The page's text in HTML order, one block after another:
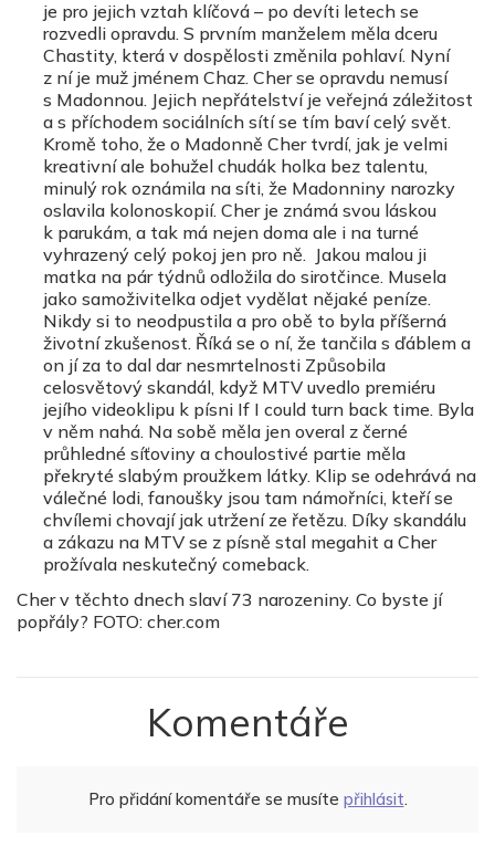
je pro jejich vztah klíčová – po devíti letech se
rozvedli opravdu. S prvním manželem měla dceru
Chastity, která v dospělosti změnila pohlaví. Nyní
z ní je muž jménem Chaz. Cher se opravdu nemusí
s Madonnou. Jejich nepřátelství je veřejná záležitost
a s příchodem sociálních sítí se tím baví celý svět.
Kromě toho, že o Madonně Cher tvrdí, jak je velmi
kreativní ale bohužel chudák holka bez talentu,
minulý rok oznámila na síti, že Madonniny narozky
oslavila kolonoskopií. Cher je známá svou láskou
k parukám, a tak má nejen doma ale i na turné
vyhrazený celý pokoj jen pro ně. Jakou malou ji
matka na pár týdnů odložila do sirotčince. Musela
jako samoživitelka odjet vydělat nějaké peníze.
Nikdy si to neodpustila a pro obě to byla příšerná
životní zkušenost. Říká se o ní, že tančila s ďáblem a
on jí za to dal dar nesmrtelnosti Způsobila
celosvětový skandál, když MTV uvedlo premiéru
jejího videoklipu k písni If I could turn back time. Byla
v něm nahá. Na sobě měla jen overal z černé
průhledné síťoviny a choulostivé partie měla
překryté slabým proužkem látky. Klip se odehrává na
válečné lodi, fanoušky jsou tam námořníci, kteří se
chvílemi chovají jak utržení ze řetězu. Díky skandálu
a zákazu na MTV se z písně stal megahit a Cher
prožívala neskutečný comeback.
Cher v těchto dnech slaví 73 narozeniny. Co byste jí
popřály? FOTO: cher.com
Komentáře
Pro přidání komentáře se musíte přihlásit.